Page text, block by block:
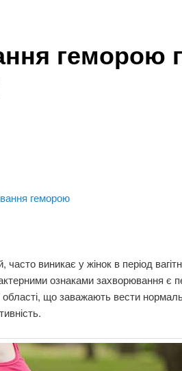
геморою
геморою
виникає у жінок в період
ознаками захворювання є
області, що заважають вести